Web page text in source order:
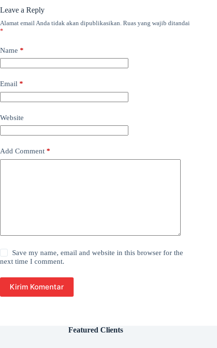
Leave a Reply
Alamat email Anda tidak akan dipublikasikan. Ruas yang wajib ditandai
*
Name *
Email *
Website
Add Comment *
Save my name, email and website in this browser for the
next time I comment.
Kirim Komentar
Featured Clients